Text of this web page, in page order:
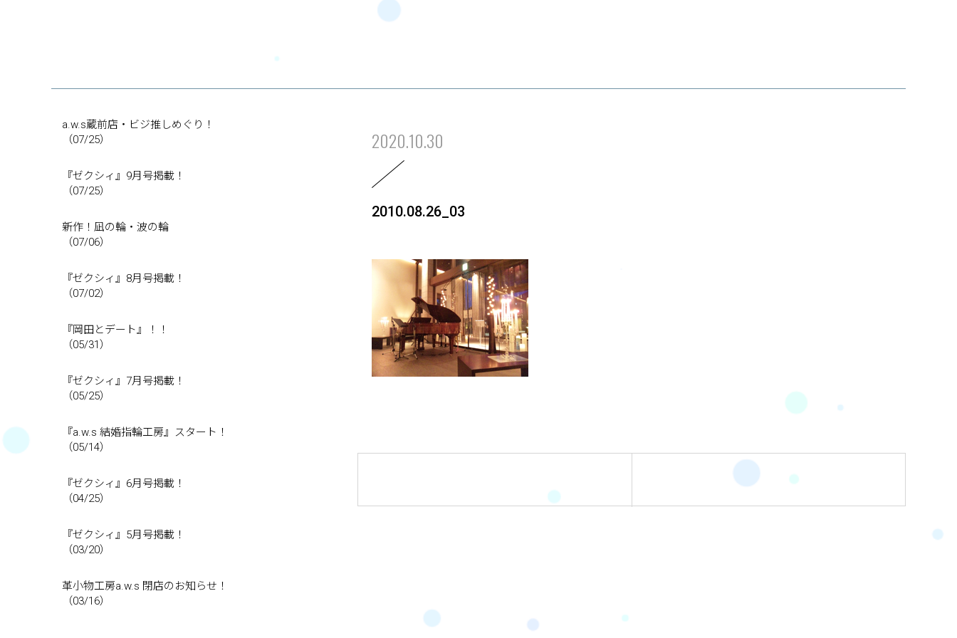
2020.10.30
2010.08.26_03
a.w.s蔵前店・ビジ推しめぐり！
（07/25）
『ゼクシィ』9月号掲載！
（07/25）
新作！凪の輪・波の輪
（07/06）
『ゼクシィ』8月号掲載！
（07/02）
『岡田とデート』！！
（05/31）
『ゼクシィ』7月号掲載！
（05/25）
『a.w.s 結婚指輪工房』スタート！
（05/14）
『ゼクシィ』6月号掲載！
（04/25）
『ゼクシィ』5月号掲載！
（03/20）
革小物工房a.w.s 閉店のお知らせ！
（03/16）